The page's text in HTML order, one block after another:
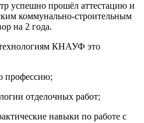
успешно прошёл аттестацию и
коммунально-строительным
на 2 года.
КНАУФ это
профессию;
отделочных работ;
навыки по работе с